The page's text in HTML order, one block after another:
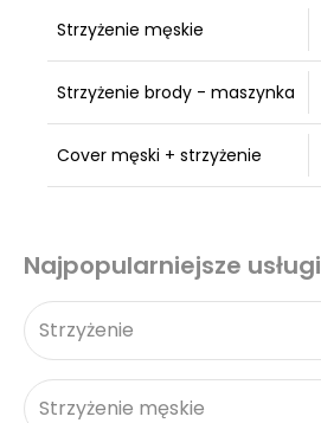
Strzyżenie męskie
Strzyżenie brody - maszynka
Cover męski + strzyżenie
Najpopularniejsze usługi
Strzyżenie
Strzyżenie męskie